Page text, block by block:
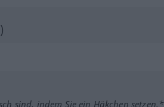
sind, indem Sie ein Häkchen setzen.*